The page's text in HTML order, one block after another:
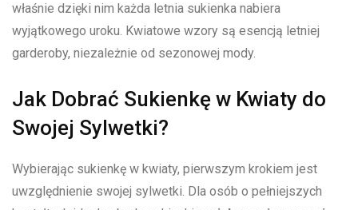
właśnie dzięki nim każda‍ letnia sukienka ‍nabiera
wyjątkowego ⁣uroku. ⁢Kwiatowe wzory‍ są esencją letniej
⁢garderoby, niezależnie od sezonowej mody.
Jak Dobrać Sukienkę w ‌Kwiaty ‌do
Swojej Sylwetki?
Wybierając sukienkę w kwiaty, pierwszym krokiem jest
uwzględnienie swojej sylwetki. Dla ​osób o‌ pełniejszych